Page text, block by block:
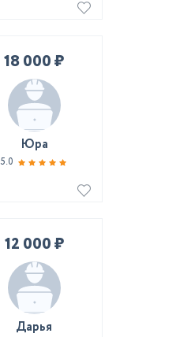
18 000 ₽
Юра
5.0
12 000 ₽
Дарья